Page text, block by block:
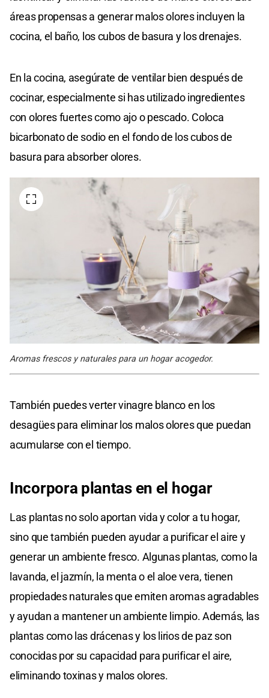
áreas propensas a generar malos olores incluyen la
cocina, el baño, los cubos de basura y los drenajes.
En la cocina, asegúrate de ventilar bien después de
cocinar, especialmente si has utilizado ingredientes
con olores fuertes como ajo o pescado. Coloca
bicarbonato de sodio en el fondo de los cubos de
basura para absorber olores.
Aromas frescos y naturales para un hogar acogedor.
También puedes verter vinagre blanco en los
desagües para eliminar los malos olores que puedan
acumularse con el tiempo.
Incorpora plantas en el hogar
Las plantas no solo aportan vida y color a tu hogar,
sino que también pueden ayudar a purificar el aire y
generar un ambiente fresco. Algunas plantas, como la
lavanda, el jazmín, la menta o el aloe vera, tienen
propiedades naturales que emiten aromas agradables
y ayudan a mantener un ambiente limpio. Además, las
plantas como las drácenas y los lirios de paz son
conocidas por su capacidad para purificar el aire,
eliminando toxinas y malos olores.